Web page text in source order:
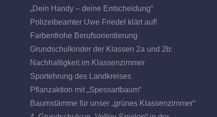
„Dein Handy – deine Entscheidung“
Polizeibeamter Uwe Friedel klärt auf!
Farbenfrohe Berufsorientierung
Grundschulkinder der Klassen 2a und 2b:
Nachhaltigkeit im Klassenzimmer
Sportehrung des Landkreises
Pflanzaktion mit „Spessartbaum“
Baumstämme für unser „grünes Klassenzimmer“